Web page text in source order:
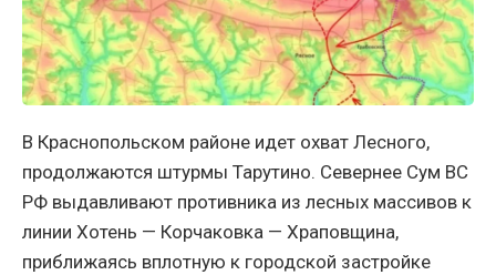
В Краснопольском районе идет охват Лесного,
продолжаются штурмы Тарутино. Севернее Сум ВС
РФ выдавливают противника из лесных массивов к
линии Хотень — Корчаковка — Храповщина,
приближаясь вплотную к городской застройке